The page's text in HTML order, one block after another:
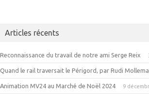
Articles récents
Reconnaissance du travail de notre ami Serge Reix
Quand le rail traversait le Périgord, par Rudi
Animation MV24 au Marché de Noël 2024 9